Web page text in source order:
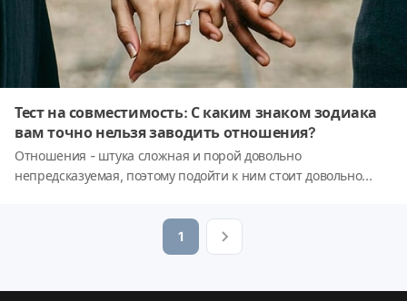
Тест на совместимость: С каким знаком зодиака
вам точно нельзя заводить отношения?
Отношения - штука сложная и порой довольно
непредсказуемая, поэтому подойти к ним стоит довольно
астрологические. Сегодня наш простой тест расскажет, с
суженным какого знака зодиака вам точно не стоит заводить
серьёзные отношения, ведь это до добра не доведёт...
1